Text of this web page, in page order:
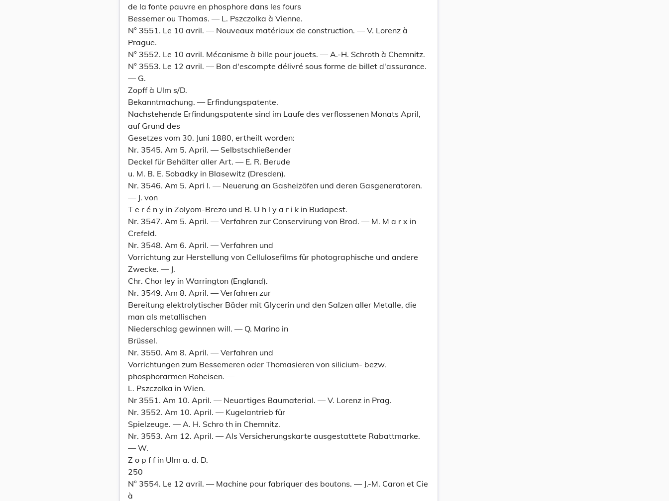
de la fonte pauvre en phosphore dans les fours
Bessemer ou Thomas. — L. Pszczolka à Vienne.
N° 3551. Le 10 avril. — Nouveaux matériaux de construction. — V. Lorenz à
Prague.
N° 3552. Le 10 avril. Mécanisme à bille pour jouets. — A.-H. Schroth à Chemnitz.
N° 3553. Le 12 avril. — Bon d'escompte délivré sous forme de billet d'assurance.
— G.
Zopff à Ulm s/D.
Bekanntmachung. — Erfindungspatente.
Nachstehende Erfindungspatente sind im Laufe des verflossenen Monats April,
auf Grund des
Gesetzes vom 30. Juni 1880, ertheilt worden:
Nr. 3545. Am 5. April. — Selbstschließender
Deckel für Behälter aller Art. — E. R. Berude
u. M. B. E. Sobadky in Blasewitz (Dresden).
Nr. 3546. Am 5. Apri l. — Neuerung an Gasheizöfen und deren Gasgeneratoren.
— J. von
T e r é n y in Zolyom-Brezo und B. U h l y a r i k in Budapest.
Nr. 3547. Am 5. April. — Verfahren zur Conservirung von Brod. — M. M a r x in
Crefeld.
Nr. 3548. Am 6. April. — Verfahren und
Vorrichtung zur Herstellung von Cellulosefilms für photographische und andere
Zwecke. — J.
Chr. Chor ley in Warrington (England).
Nr. 3549. Am 8. April. — Verfahren zur
Bereitung elektrolytischer Bäder mit Glycerin und den Salzen aller Metalle, die
man als metallischen
Niederschlag gewinnen will. — Q. Marino in
Brüssel.
Nr. 3550. Am 8. April. — Verfahren und
Vorrichtungen zum Bessemeren oder Thomasieren von silicium- bezw.
phosphorarmen Roheisen. —
L. Pszczolka in Wien.
Nr 3551. Am 10. April. — Neuartiges Baumaterial. — V. Lorenz in Prag.
Nr. 3552. Am 10. April. — Kugelantrieb für
Spielzeuge. — A. H. Schro th in Chemnitz.
Nr. 3553. Am 12. April. — Als Versicherungskarte ausgestattete Rabattmarke.
— W.
Z o p f f in Ulm a. d. D.
250
N° 3554. Le 12 avril. — Machine pour fabriquer des boutons. — J.-M. Caron et Cie
à